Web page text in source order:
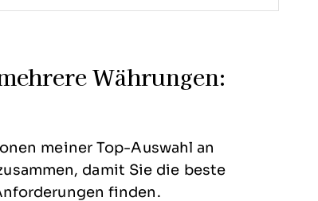
Währungen:
meiner Top-Auswahl an
damit Sie die beste
finden.